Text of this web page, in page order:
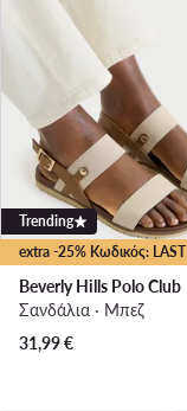
extra -25% Κωδικός: LAST
Trending
Beverly Hills Polo Club
Σανδάλια · Μπεζ
31,99€